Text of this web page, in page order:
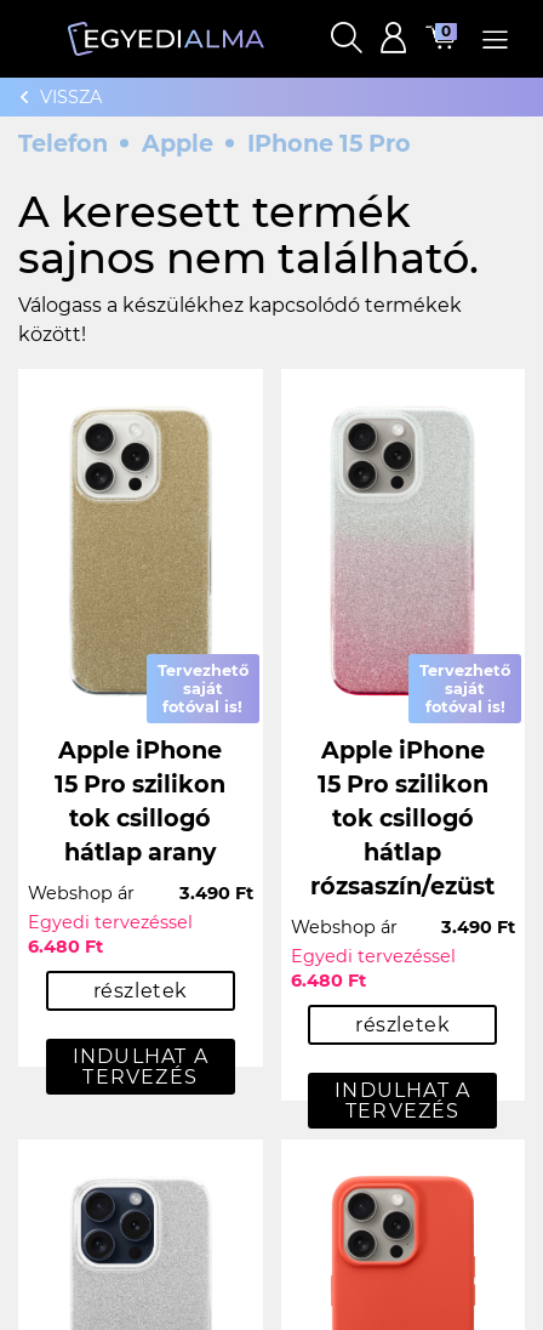
0
VISSZA
Telefon Apple IPhone 15 Pro
A keresett termék
sajnos nem található.
Válogass a készülékhez kapcsolódó termékek
között!
Tervezhető
saját
fotóval is!
Apple iPhone
15 Pro szilikon
tok csillogó
hátlap arany
Webshop ár
3.490 Ft
Egyedi tervezéssel
6.480 Ft
részletek
INDULHAT A
TERVEZÉS
Tervezhető
saját
fotóval is!
Apple iPhone
15 Pro szilikon
tok csillogó
hátlap
rózsaszín/ezüst
Webshop ár
3.490 Ft
Egyedi tervezéssel
6.480 Ft
részletek
INDULHAT A
TERVEZÉS